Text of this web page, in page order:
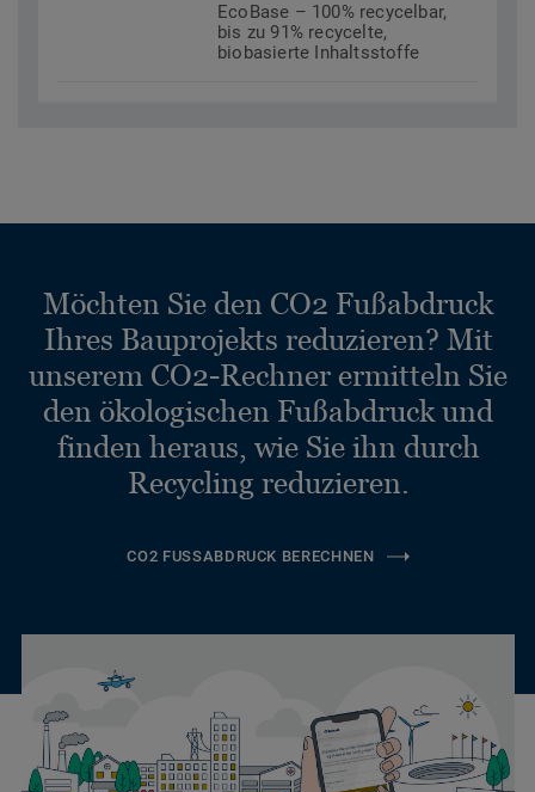
EcoBase – 100% recycelbar,
bis zu 91% recycelte,
biobasierte Inhaltsstoffe
Möchten Sie den CO2 Fußabdruck
Ihres Bauprojekts reduzieren? Mit
unserem CO2-Rechner ermitteln Sie
den ökologischen Fußabdruck und
finden heraus, wie Sie ihn durch
Recycling reduzieren.
CO2 FUSSABDRUCK BERECHNEN